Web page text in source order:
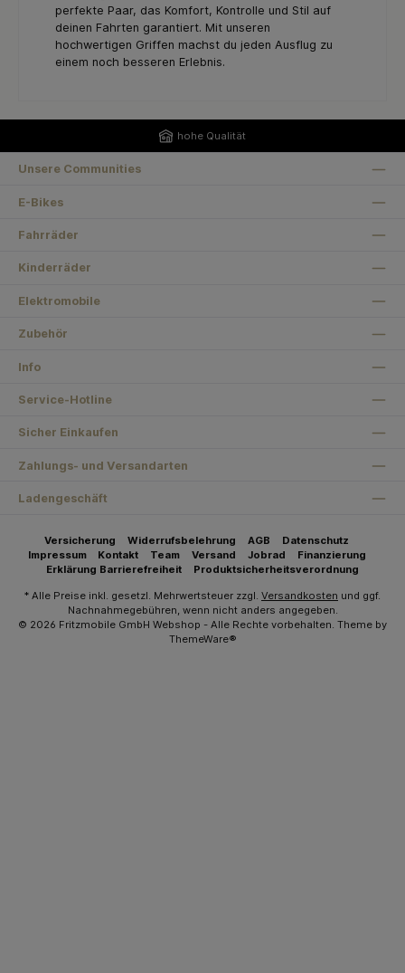
perfekte Paar, das Komfort, Kontrolle und Stil auf
deinen Fahrten garantiert. Mit unseren
hochwertigen Griffen machst du jeden Ausflug zu
einem noch besseren Erlebnis.
hohe Qualität
Unsere Communities
E-Bikes
Fahrräder
Kinderräder
Elektromobile
Zubehör
Info
Service-Hotline
Sicher Einkaufen
Zahlungs- und Versandarten
Ladengeschäft
Versicherung Widerrufsbelehrung AGB
Datenschutz
Impressum
Kontakt Team Versand Jobrad
Finanzierung
Erklärung Barrierefreiheit
Produktsicherheitsverordnung
* Alle Preise inkl. gesetzl. Mehrwertsteuer zzgl. Versandkosten und ggf.
Nachnahmegebühren, wenn nicht anders angegeben.
© 2026 Fritzmobile GmbH Webshop - Alle Rechte vorbehalten. Theme by
ThemeWare®